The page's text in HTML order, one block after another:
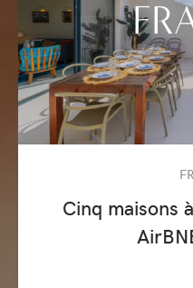
Cinq maisons